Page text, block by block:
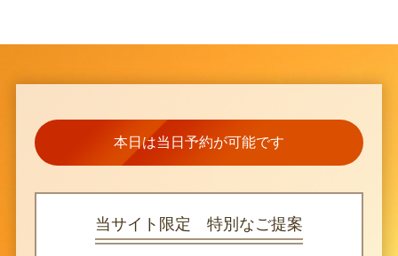
本日は当日予約が可能です
当サイト限定 特別なご提案